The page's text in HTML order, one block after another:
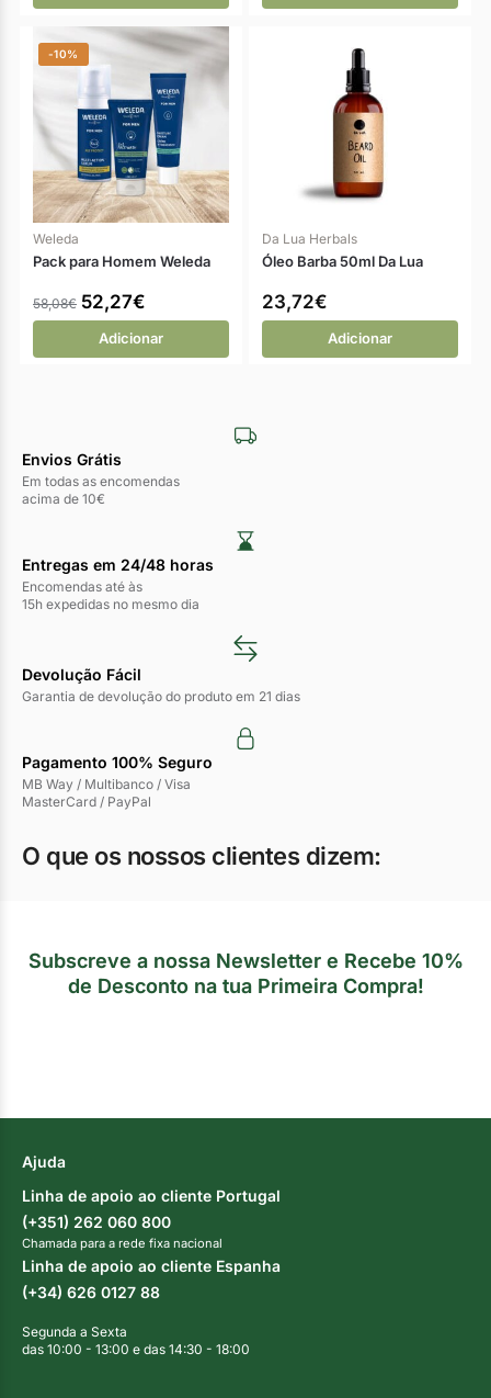
-10%
Weleda
Pack para Homem Weleda
58,08€ 52,27€
Adicionar
Da Lua Herbals
Óleo Barba 50ml Da Lua
23,72€
Adicionar
Envios Grátis
Em todas as encomendas
acima de 10€
Entregas em 24/48 horas​
Encomendas até às
15h expedidas no mesmo dia
Devolução Fácil
Garantia de devolução do produto em 21 dias
Pagamento 100% Seguro
MB Way / Multibanco / Visa
MasterCard / PayPal
O que os nossos clientes dizem:
Subscreve a nossa Newsletter e Recebe 10%
de Desconto na tua Primeira Compra!
Ajuda
Linha de apoio ao cliente Portugal
(+351) 262 060 800
Chamada para a rede fixa nacional
Linha de apoio ao cliente Espanha
(+34) 626 0127 88
Segunda a Sexta
das 10:00 - 13:00 e das 14:30 - 18:00